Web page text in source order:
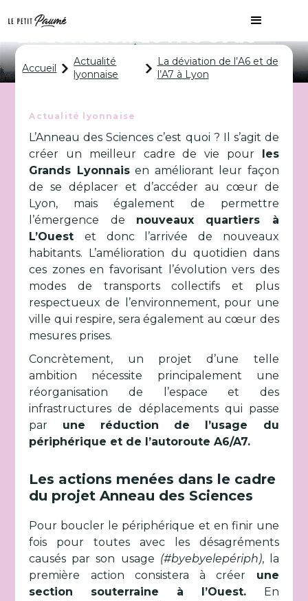
La déviation de l’A6 et de
l’A7 à Lyon
Accueil
Actualité
lyonnaise
La déviation de l’A6 et de
l’A7 à Lyon
Actualité lyonnaise
L’Anneau des Sciences c’est quoi ? Il s’agit de
créer un meilleur cadre de vie pour les
Grands Lyonnaisen améliorant leur façon
de se déplacer et d’accéder au cœur de
Lyon, mais également de permettre
l’émergence de nouveaux quartiers à
L’Ouestet donc l’arrivée de nouveaux
habitants. L’amélioration du quotidien dans
ces zones en favorisant l’évolution vers des
modes de transports collectifs et plus
respectueux de l’environnement, pour une
ville qui respire, sera également au cœur des
mesures prises.
Concrètement, un projet d’une telle
ambition nécessite principalement une
réorganisation de l’espace et des
infrastructures de déplacements qui passe
par une réduction de l’usage du
périphérique et de l’autoroute A6/A7.
Les actions menées dans le cadre
du projet Anneau des Sciences
Pour boucler le périphérique et en finir une
fois pour toutes avec les désagréments
causés par son usage (#byebyelepériph), la
première action consistera à créer une
section souterraine à l’Ouest. En